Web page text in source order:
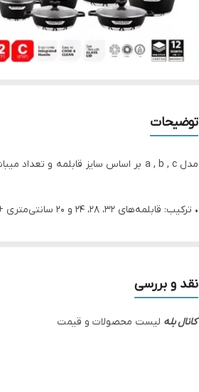
توضیحات
مدل a , b , c بر اساس سایز قابلمه و تعداد میباشد کیفیت همگی یکی است
• ترکیب: قابلمه‌های ۳۲، ۲۸، ۲۴ و ۲۰ سانتی‌متری + تاوه‌های ۲۴ و ۲۸ سانتی‌متری
• مناسب برای استفاده روزمره و جهیزیه
• کیفیت ساخت بالا و طراحی چشم‌نواز
موجود و آماده ارسال
نقد و بررسی
کانال بله لیست محصولات و قیمت